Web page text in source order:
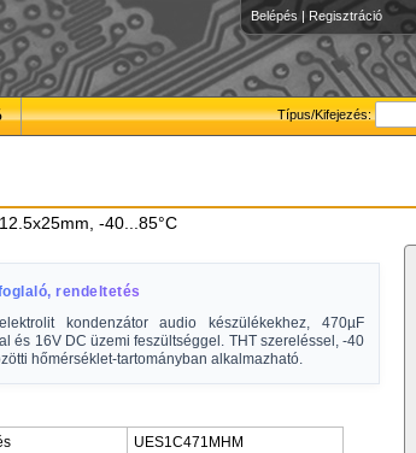
Belépés | Regisztráció
Típus/Kifejezés:
-40...85°C
rendeltetés
kondenzátor audio készülékekhez, 470µF
és 16V DC üzemi feszültséggel. THT szereléssel, -40
hőmérséklet-tartományban alkalmazható.
UES1C471MHM